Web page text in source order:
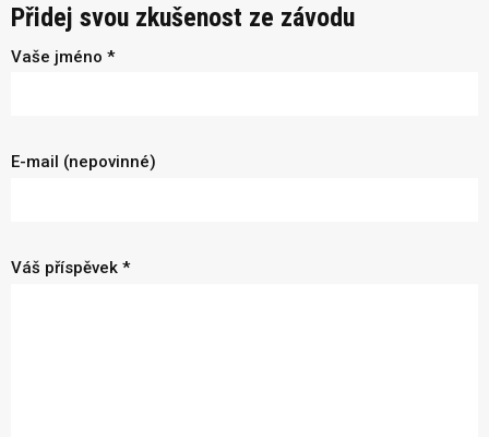
Přidej svou zkušenost ze závodu
Vaše jméno *
E-mail (nepovinné)
Váš příspěvek *